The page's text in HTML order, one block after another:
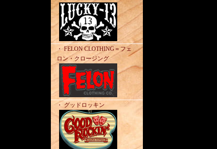
・ FELON CLOTHING＝フェ
ロン・クロージング
・ グッドロッキン